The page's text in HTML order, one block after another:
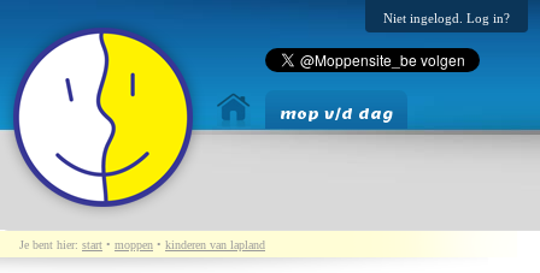
Niet ingelogd. Log in?
mop v/d dag
Je bent hier: start • moppen • kinderen van lapland